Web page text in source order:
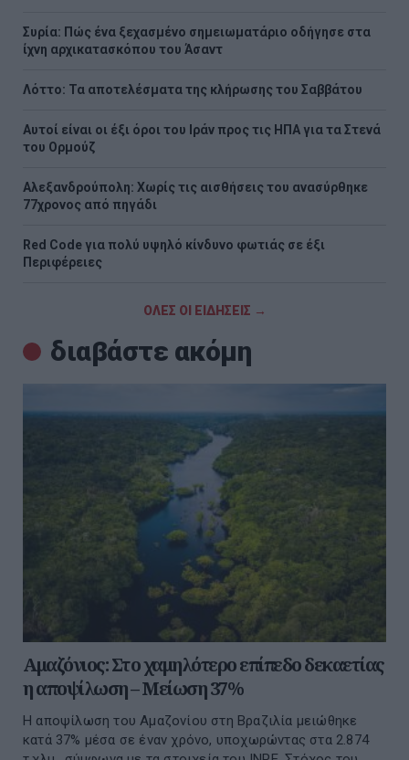
Συρία: Πώς ένα ξεχασμένο σημειωματάριο οδήγησε στα
ίχνη αρχικατασκόπου του Άσαντ
Λόττο: Τα αποτελέσματα της κλήρωσης του Σαββάτου
Αυτοί είναι οι έξι όροι του Ιράν προς τις ΗΠΑ για τα Στενά
του Ορμούζ
Αλεξανδρούπολη: Χωρίς τις αισθήσεις του ανασύρθηκε
77χρονος από πηγάδι
Red Code για πολύ υψηλό κίνδυνο φωτιάς σε έξι
Περιφέρειες
ΟΛΕΣ ΟΙ ΕΙΔΗΣΕΙΣ →
διαβάστε ακόμη
Αμαζόνιος: Στο χαμηλότερο επίπεδο δεκαετίας
η αποψίλωση – Μείωση 37%
Η αποψίλωση του Αμαζονίου στη Βραζιλία μειώθηκε
κατά 37% μέσα σε έναν χρόνο, υποχωρώντας στα 2.874